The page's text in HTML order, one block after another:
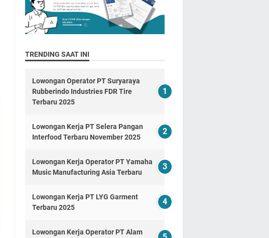
TRENDING SAAT INI
Lowongan Operator PT Suryaraya
Rubberindo Industries FDR Tire
Terbaru 2025
Lowongan Kerja PT Selera Pangan
Interfood Terbaru November 2025
Lowongan Kerja Operator PT Yamaha
Music Manufacturing Asia Terbaru
Lowongan Kerja PT LYG Garment
Terbaru 2025
Lowongan Kerja Operator PT Alam